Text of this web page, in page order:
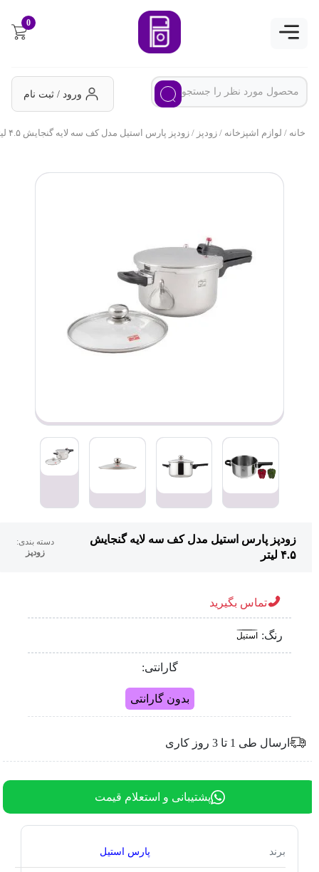
0
ورود / ثبت نام
خانه/ لوازم اشپزخانه/ زودپز/ زودپز پارس استیل مدل کف سه لایه گنجایش ۴.۵ لیتر
زودپز پارس استیل مدل کف سه لایه گنجایش
۴.۵ لیتر
دسته بندی:
زودپز
تماس بگیرید
رنگ: استیل
گارانتی:
بدون گارانتی
ارسال طی 1 تا 3 روز کاری
پشتیبانی و استعلام قیمت
برند پارس استیل